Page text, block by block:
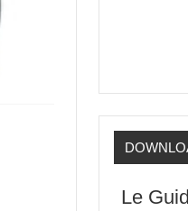
Le